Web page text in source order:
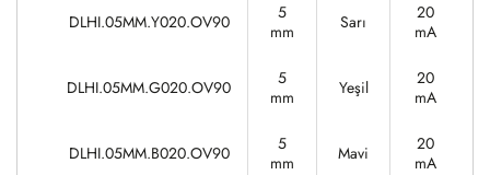
DLHI.05MM.Y020.OV90
5
mm
Sarı
20
mA
DLHI.05MM.G020.OV90
5
mm
Yeşil
20
mA
DLHI.05MM.B020.OV90
5
mm
Mavi
20
mA